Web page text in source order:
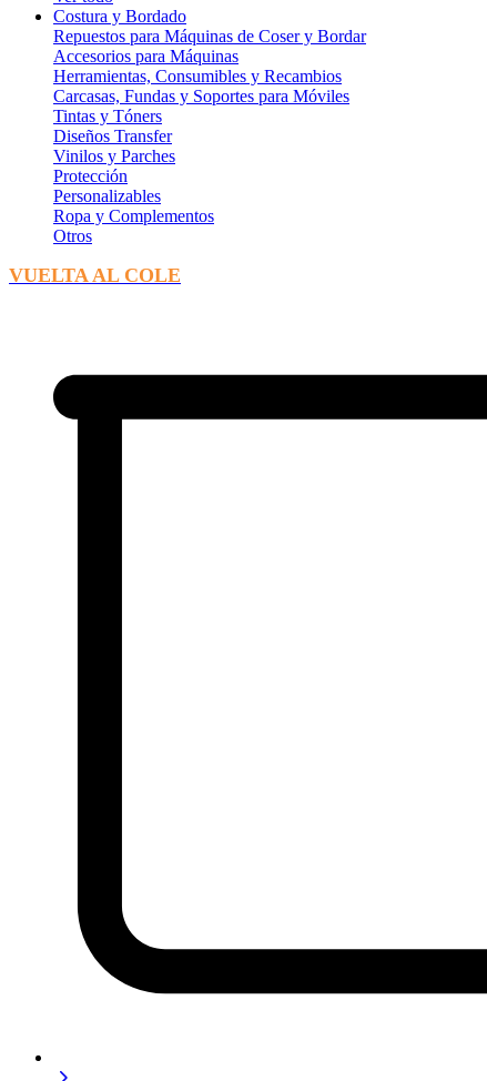
Costura y Bordado
Repuestos para Máquinas de Coser y Bordar
Accesorios para Máquinas
Herramientas, Consumibles y Recambios
Carcasas, Fundas y Soportes para Móviles
Tintas y Tóners
Diseños Transfer
Vinilos y Parches
Protección
Personalizables
Ropa y Complementos
Otros
VUELTA AL COLE